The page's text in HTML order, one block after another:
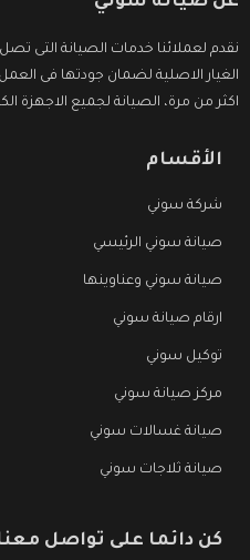
نقدم لعملائنا خدمات الصيانة التى
الغيار الاصلية لضمان جودتها فى
اكثر من مرة، الصيانة لجميع الاجهزة
الأقسام
شركة سوني
صيانة سوني الرئيسي
صيانة سوني وعناوينها
ارقام صيانة سوني
توكيل سوني
مركز صيانة سوني
صيانة غسالات سوني
صيانة ثلاجات سوني
كن دائما على تواصل